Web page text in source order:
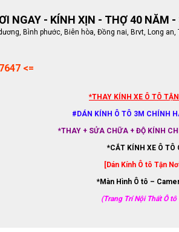
NGAY - KÍNH XỊN - THỢ 40 NĂM
dương, Bình phước, Biên hòa, Đồng nai, Brvt, Long
<=
*THAY KÍNH XE Ô TÔ
#DÁN KÍNH Ô TÔ 3M CHÍNH
*THAY + SỬA CHỮA + ĐỘ KÍNH
*CẮT KÍNH XE Ô TÔ
[Dán Kính Ô tô Tận
*Màn Hình Ô tô –
(Trang Trí Nội Thất Ô tô